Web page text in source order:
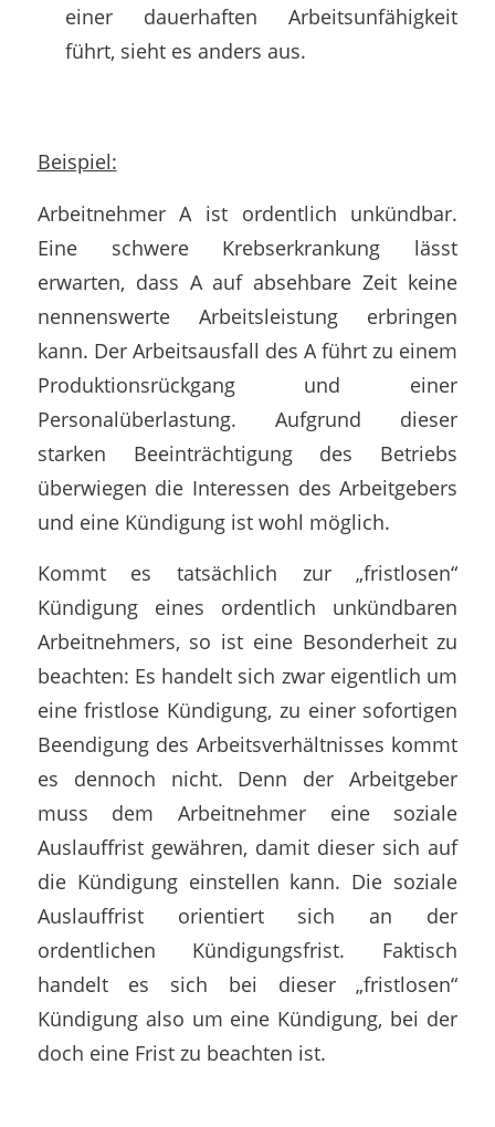
einer dauerhaften Arbeitsunfähigkeit
führt, sieht es anders aus.
Beispiel:
Arbeitnehmer A ist ordentlich unkündbar.
Eine schwere Krebserkrankung lässt
erwarten, dass A auf absehbare Zeit keine
nennenswerte Arbeitsleistung erbringen
kann. Der Arbeitsausfall des A führt zu einem
Produktionsrückgang und einer
Personalüberlastung. Aufgrund dieser
starken Beeinträchtigung des Betriebs
überwiegen die Interessen des Arbeitgebers
und eine Kündigung ist wohl möglich.
Kommt es tatsächlich zur „fristlosen“
Kündigung eines ordentlich unkündbaren
Arbeitnehmers, so ist eine Besonderheit zu
beachten: Es handelt sich zwar eigentlich um
eine fristlose Kündigung, zu einer sofortigen
Beendigung des Arbeitsverhältnisses kommt
es dennoch nicht. Denn der Arbeitgeber
muss dem Arbeitnehmer eine soziale
Auslauffrist gewähren, damit dieser sich auf
die Kündigung einstellen kann. Die soziale
Auslauffrist orientiert sich an der
ordentlichen Kündigungsfrist. Faktisch
handelt es sich bei dieser „fristlosen“
Kündigung also um eine Kündigung, bei der
doch eine Frist zu beachten ist.